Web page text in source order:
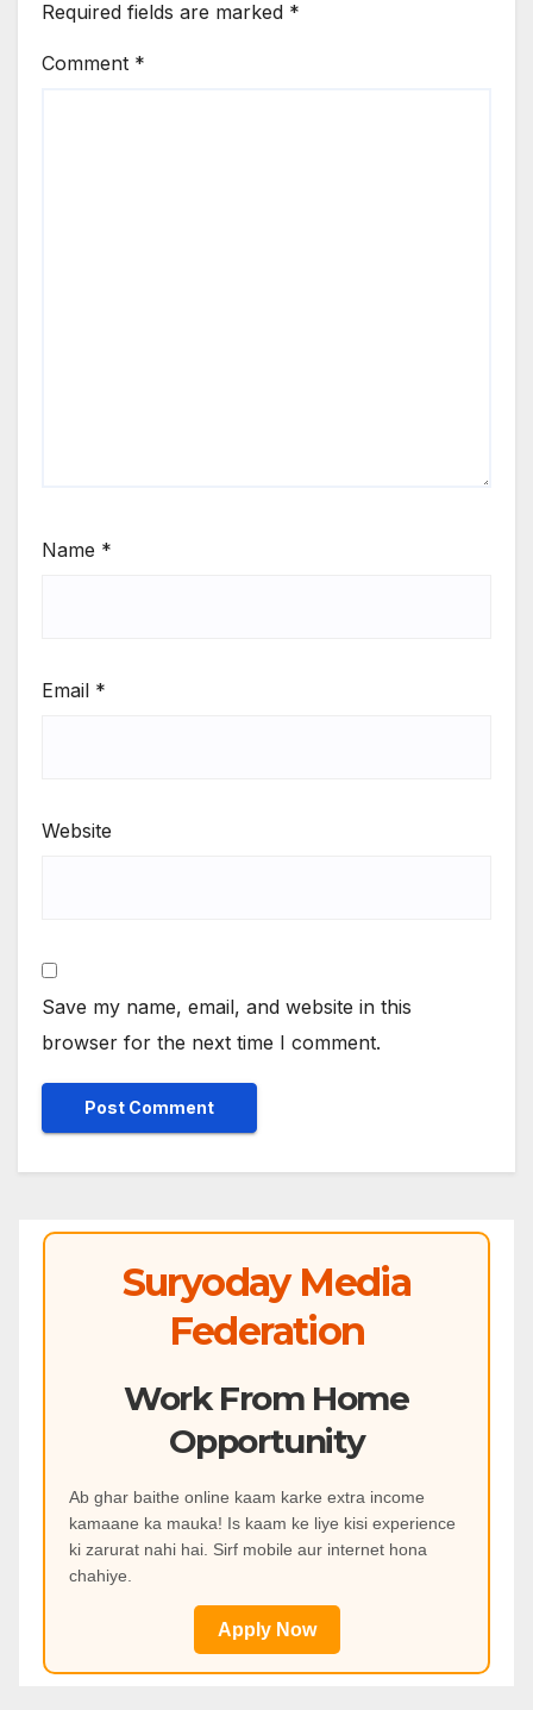
Required fields are marked *
Comment *
Name *
Email *
Website
Save my name, email, and website in this
browser for the next time I comment.
Suryoday Media
Federation
Work From Home
Opportunity
Ab ghar baithe online kaam karke extra income
kamaane ka mauka! Is kaam ke liye kisi experience
ki zarurat nahi hai. Sirf mobile aur internet hona
chahiye.
Apply Now